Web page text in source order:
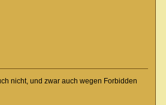
nicht, und zwar auch wegen Forbidden